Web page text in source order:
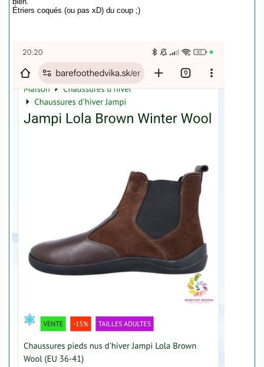
Étriers coqués (ou pas xD) du coup ;)